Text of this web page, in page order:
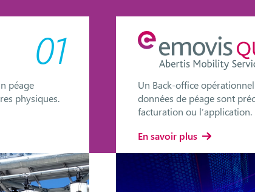
01
péage
physiques.
Un Back-office
données de péage sont
facturation ou l’application.
En savoir plus